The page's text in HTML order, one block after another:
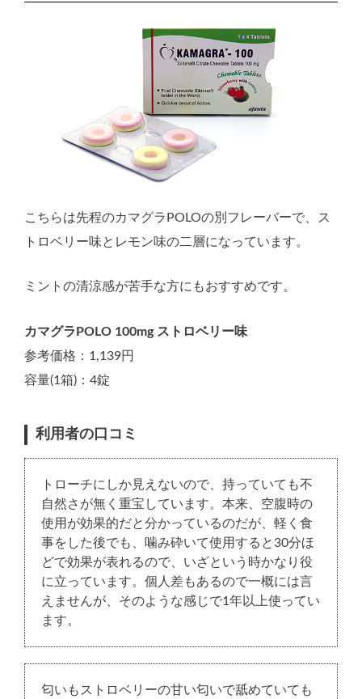
こちらは先程のカマグラPOLOの別フレーバーで、ス
トロベリー味とレモン味の二層になっています。
ミントの清涼感が苦手な方にもおすすめです。
カマグラPOLO 100mg ストロベリー味
参考価格：1,139円
容量(1箱)：4錠
利用者の口コミ
トローチにしか見えないので、持っていても不
自然さが無く重宝しています。本来、空腹時の
使用が効果的だと分かっているのだが、軽く食
事をした後でも、噛み砕いて使用すると30分ほ
どで効果が表れるので、いざという時かなり役
に立っています。個人差もあるので一概には言
えませんが、そのような感じで1年以上使ってい
ます。
匂いもストロベリーの甘い匂いで舐めていても